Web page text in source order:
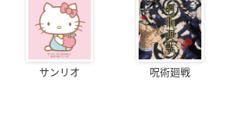
サンリオ 呪術廻戦